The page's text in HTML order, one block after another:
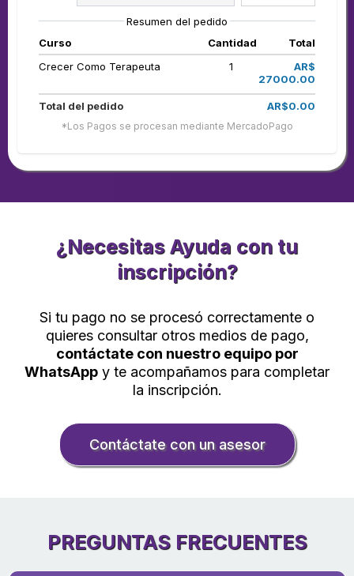
Resumen del pedido
Curso
Cantidad
Total
Crecer Como Terapeuta
1
AR$
27000.00
Total del pedido AR$0.00
*Los Pagos se procesan mediante MercadoPago
¿Necesitas Ayuda con tu
inscripción?
Si tu pago no se procesó correctamente o
quieres consultar otros medios de pago,
contáctate con nuestro equipo por
WhatsApp y te acompañamos para completar
la inscripción.
Contáctate con un asesor
PREGUNTAS FRECUENTES